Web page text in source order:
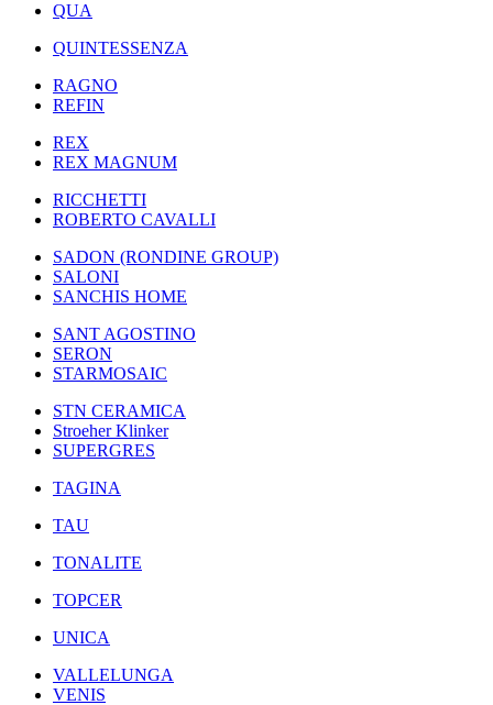
QUA
QUINTESSENZA
RAGNO
REFIN
REX
REX MAGNUM
RICCHETTI
ROBERTO CAVALLI
SADON (RONDINE GROUP)
SALONI
SANCHIS HOME
SANT AGOSTINO
SERON
STARMOSAIC
STN CERAMICA
Stroeher Klinker
SUPERGRES
TAGINA
TAU
TONALITE
TOPCER
UNICA
VALLELUNGA
VENIS